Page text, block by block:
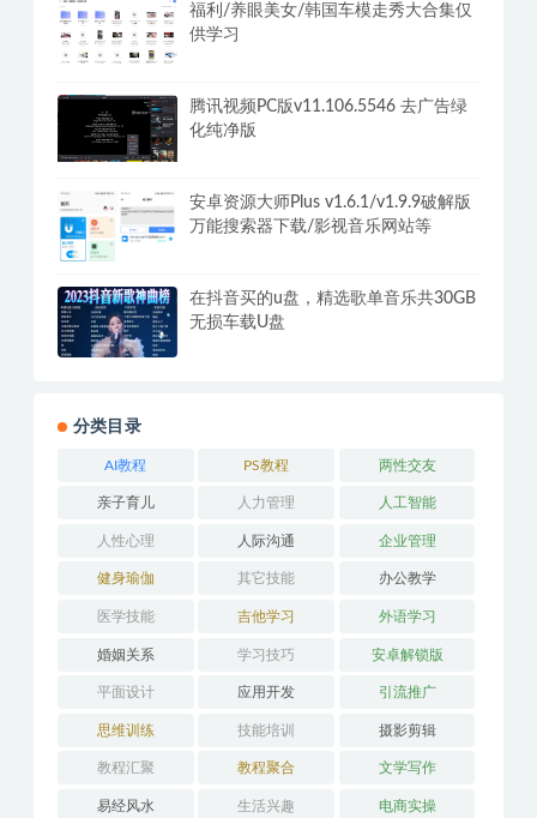
福利/养眼美女/韩国车模走秀大合集仅
供学习
腾讯视频PC版v11.106.5546 去广告绿
化纯净版
安卓资源大师Plus v1.6.1/v1.9.9破解版
万能搜索器下载/影视音乐网站等
在抖音买的u盘，精选歌单音乐共30GB
无损车载U盘
分类目录
AI教程 PS教程 两性交友
亲子育儿 人力管理 人工智能
人性心理 人际沟通 企业管理
健身瑜伽 其它技能 办公教学
医学技能 吉他学习 外语学习
婚姻关系 学习技巧 安卓解锁版
平面设计 应用开发 引流推广
思维训练 技能培训 摄影剪辑
教程汇聚 教程聚合 文学写作
易经风水 生活兴趣 电商实操